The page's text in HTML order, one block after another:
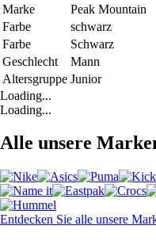
Marke
Peak Mountain
Farbe
schwarz
Farbe
Schwarz
Geschlecht
Mann
Altersgruppe Junior
Loading...
Loading...
Alle unsere
Entdecken Sie alle unsere